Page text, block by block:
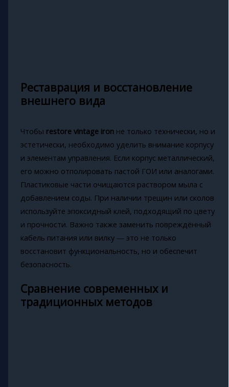
Реставрация и восстановление
внешнего вида
Чтобы restore vintage ironне только технически, но и
эстетически, необходимо уделить внимание корпусу
и элементам управления. Если корпус металлический,
его можно отполировать пастой ГОИ или аналогами.
Пластиковые части очищаются раствором мыла с
добавлением соды. При наличии трещин или сколов
используйте эпоксидный клей, подходящий по цвету
и прочности. Важно также заменить повреждённый
кабель питания или вилку — это не только
восстановит функциональность, но и обеспечит
безопасность.
Сравнение современных и
традиционных методов